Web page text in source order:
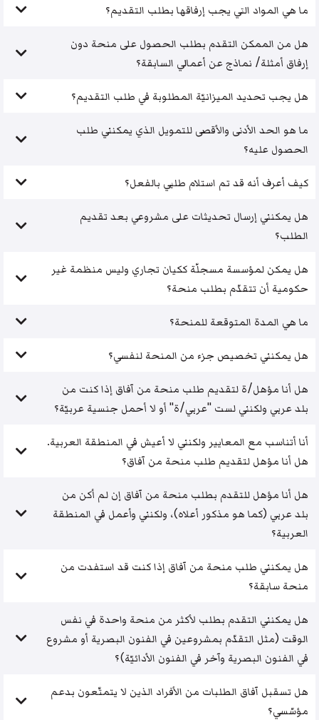
ما هي المواد التي يجب إرفاقها بطلب التقديم؟
هل من الممكن التقدم بطلب الحصول على منحة دون
إرفاق أمثلة/ نماذج عن أعمالي السابقة؟
هل يجب تحديد الميزانيّة المطلوبة في طلب التقديم؟
ما هو الحد الأدنى والأقصى للتمويل الذي يمكنني طلب
الحصول عليه؟
كيف أعرف أنه قد تم استلام طلبي بالفعل؟
هل يمكنني إرسال تحديثات على مشروعي بعد تقديم
الطلب؟
هل يمكن لمؤسسة مسجلّة ككيان تجاري وليس منظمة غير
حكومية أن تتقدّم بطلب منحة؟
ما هي المدة المتوقعة للمنحة؟
هل يمكنني تخصيص جزء من المنحة لنفسي؟
هل أنا مؤهل/ة لتقديم طلب منحة من آفاق إذا كنت من
بلد عربي ولكنني لست "عربي/ة" أو لا أحمل جنسية عربيّة؟
أنا أتناسب مع المعايير ولكنني لا أعيش في المنطقة العربية.
هل أنا مؤهل لتقديم طلب منحة من آفاق؟
هل أنا مؤهل للتقدم بطلب منحة من آفاق إن لم أكن من
بلد عربي (كما هو مذكور أعلاه)، ولكنني وأعمل في المنطقة
العربية؟
هل يمكنني طلب منحة من آفاق إذا كنت قد استفدت من
منحة سابقة؟
هل يمكنني التقدم بطلب لأكثر من منحة واحدة في نفس
الوقت (مثل التقدّم بمشروعين في الفنون البصرية أو مشروع
في الفنون البصرية وآخر في الفنون الأدائيّة)؟
هل تسقبل آفاق الطلبات من الأفراد الذين لا يتمتّعون بدعم
مؤسّسي؟